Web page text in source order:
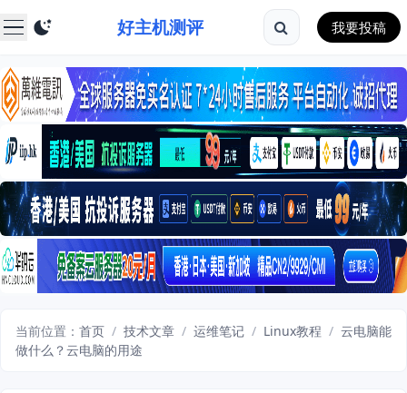
好主机测评 我要投稿
当前位置： 首页 / 技术文章 / 运维笔记 / Linux教程 / 云电脑能
做什么？云电脑的用途